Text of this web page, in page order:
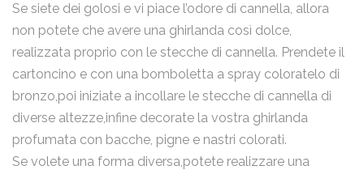
Se siete dei golosi e vi piace l’odore di cannella, allora
non potete che avere una ghirlanda così dolce,
realizzata proprio con le stecche di cannella. Prendete il
cartoncino e con una bomboletta a spray coloratelo di
bronzo,poi iniziate a incollare le stecche di cannella di
diverse altezze,infine decorate la vostra ghirlanda
profumata con bacche, pigne e nastri colorati.
Se volete una forma diversa,potete realizzare una